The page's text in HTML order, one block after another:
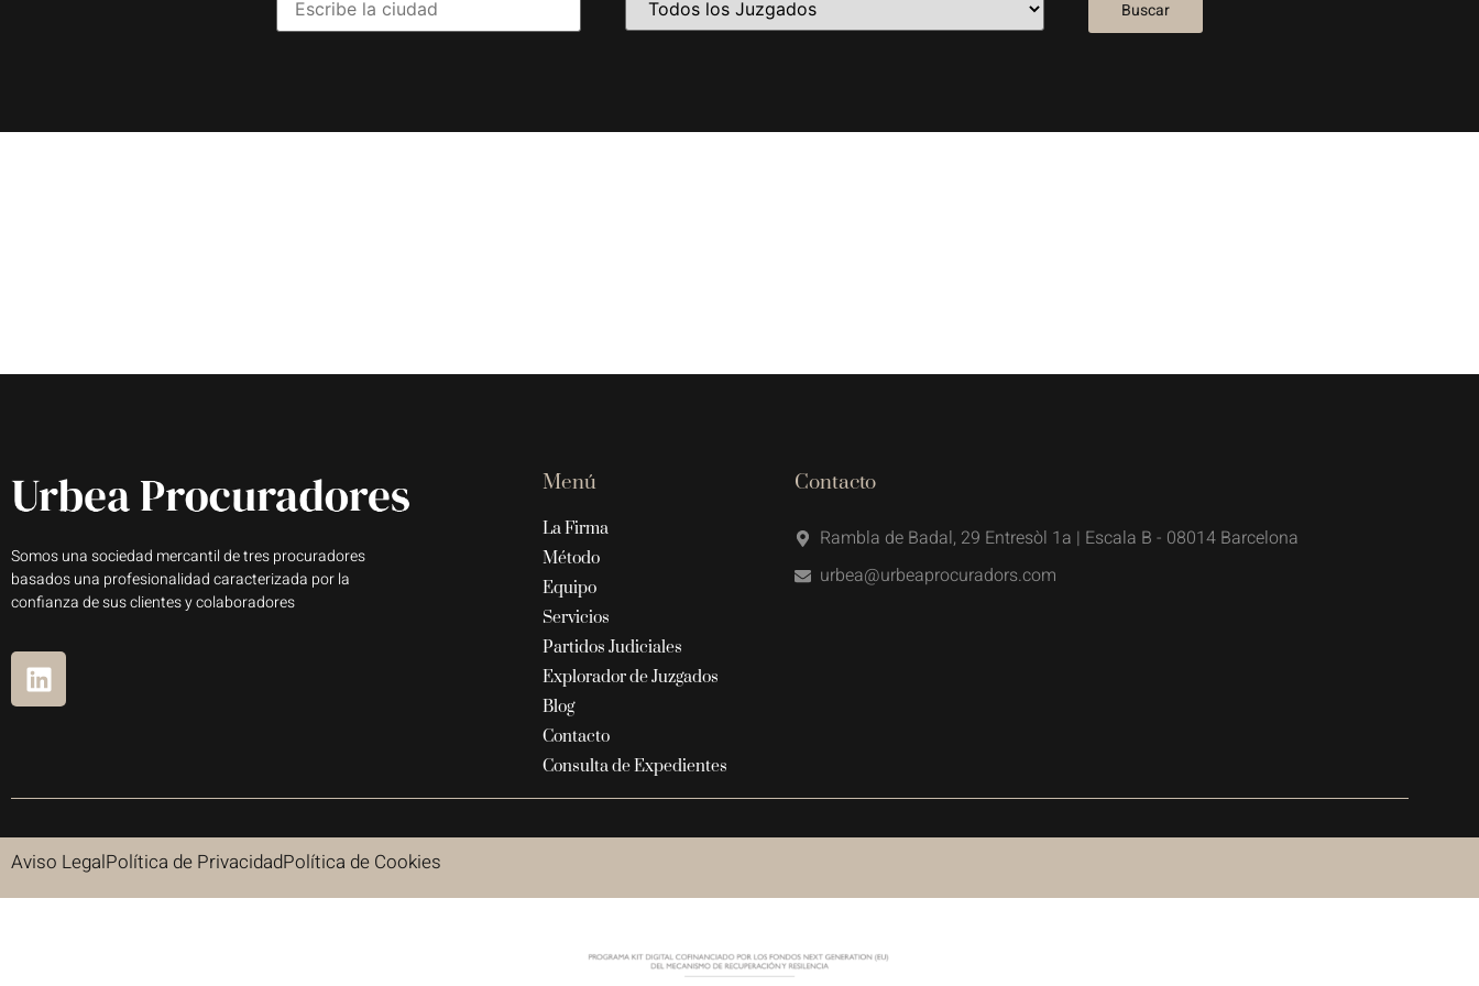
Somos una sociedad mercantil de tres procuradores
basados una profesionalidad caracterizada por la
confianza de sus clientes y colaboradores
Menú
La Firma
Método
Equipo
Servicios
Partidos Judiciales
Explorador de Juzgados
Blog
Contacto
Consulta de Expedientes
Contacto
Rambla de Badal, 29 Entresòl 1a | Escala B - 08014 Barcelona
urbea@urbeaprocuradors.com
Aviso LegalPolítica de PrivacidadPolítica de Cookies